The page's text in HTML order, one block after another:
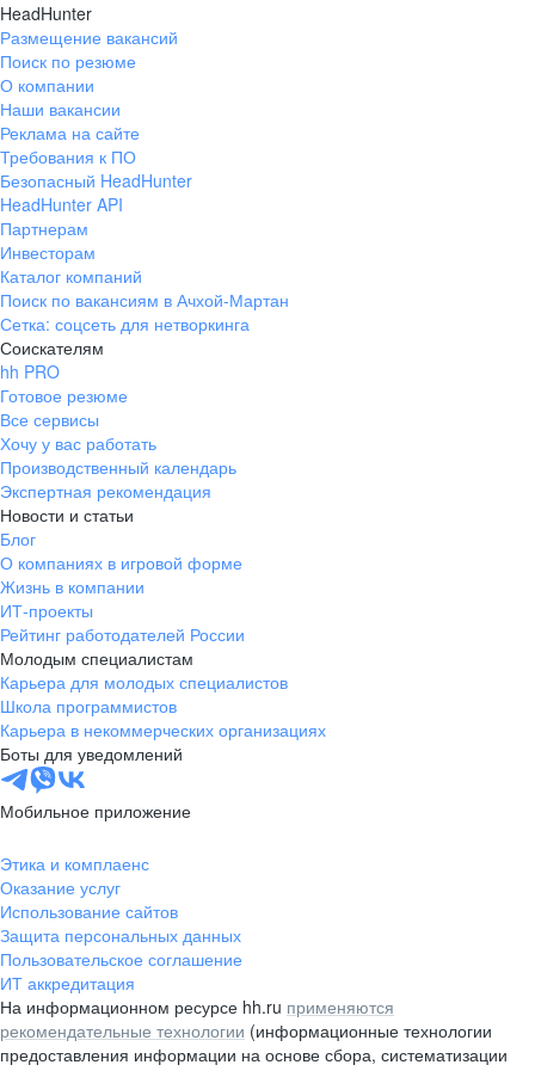
HeadHunter
Размещение вакансий
Поиск по резюме
О компании
Наши вакансии
Реклама на сайте
Требования к ПО
Безопасный HeadHunter
HeadHunter API
Партнерам
Инвесторам
Каталог компаний
Поиск по вакансиям в Ачхой-Мартан
Сетка: соцсеть для нетворкинга
Соискателям
hh PRO
Готовое резюме
Все сервисы
Хочу у вас работать
Производственный календарь
Экспертная рекомендация
Новости и статьи
Блог
О компаниях в игровой форме
Жизнь в компании
ИТ-проекты
Рейтинг работодателей России
Молодым специалистам
Карьера для молодых специалистов
Школа программистов
Карьера в некоммерческих организациях
Боты для уведомлений
Мобильное приложение
Этика и комплаенс
Оказание услуг
Использование сайтов
Защита персональных данных
Пользовательское соглашение
ИТ аккредитация
На информационном ресурсе hh.ru применяются
рекомендательные технологии (информационные технологии
предоставления информации на основе сбора, систематизации